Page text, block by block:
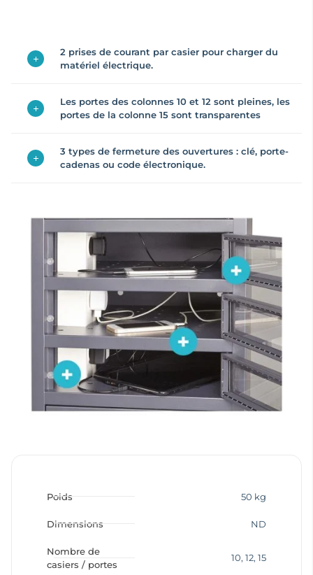
2 prises de courant par casier pour charger du
matériel électrique.
Les portes des colonnes 10 et 12 sont pleines, les
portes de la colonne 15 sont transparentes
3 types de fermeture des ouvertures : clé, porte-
cadenas ou code électronique.
Poids 50 kg
Dimensions ND
Nombre de
casiers / portes
10, 12, 15